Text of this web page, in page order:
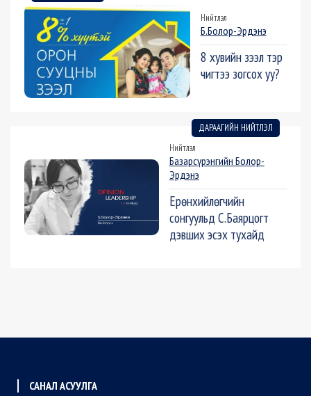
Нийтлэл
Б.Болор-Эрдэнэ
8 хувийн зээл тэр
чигтээ зогсох уу?
ДАРААГИЙН НИЙТЛЭЛ
Нийтлэл
Базарсүрэнгийн Болор-
Эрдэнэ
Ерөнхийлөгчийн
сонгуульд С.Баярцогт
дэвших эсэх тухайд
САНАЛ АСУУЛГА